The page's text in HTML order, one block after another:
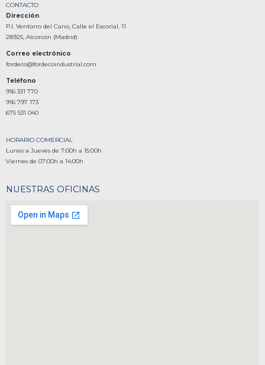
CONTACTO
Dirección
P.I. Ventorro del Cano, Calle el Escorial, 11
28925, Alcorcón (Madrid)
Correo electrónico
fordeco@fordecoindustrial.com
Teléfono
916 331 770
916 797 173
675 531 040
HORARIO COMERCIAL
Lunes a Jueves de 7:00h a 15:00h
Viernes de 07:00h a 14:00h
NUESTRAS OFICINAS